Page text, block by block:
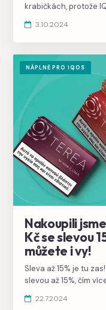
krabičkách, protože
se krabičky povedly!
3.10.2024
NÁPLNĚ PRO IQOS
Nakoupili
Kč se slevou
můžete i vy!
Sleva až 15% je tu
slevou až 15%, čím
července 2024.
22.7.2024